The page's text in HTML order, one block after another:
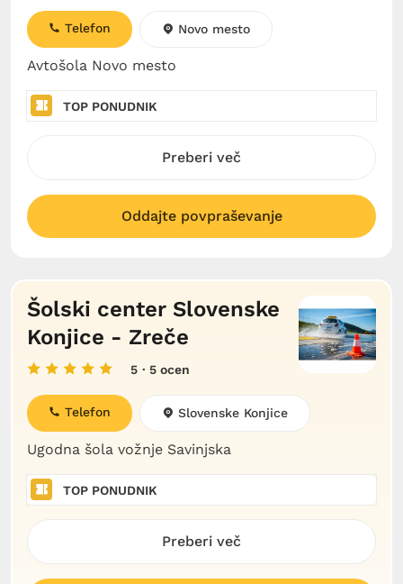
Avtošola Novo mesto
Telefon Novo mesto
TOP PONUDNIK
Preberi več
Oddajte povpraševanje
Šolski center Slovenske
Konjice - Zreče
5 · 5 ocen
Ugodna šola vožnje Savinjska
Telefon Slovenske Konjice
TOP PONUDNIK
Preberi več